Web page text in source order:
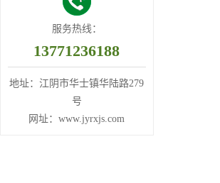
服务热线：
13771236188
地址：江阴市华士镇华陆路279
号
网址：www.jyrxjs.com